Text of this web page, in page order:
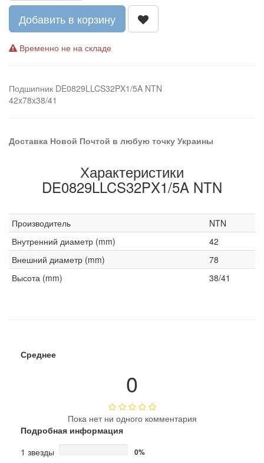
Добавить в корзину
Временно не на складе
Подшипник DE0829LLCS32PX1/5A NTN
42x78x38/41
Доставка Новой Почтой в любую точку Украины
Характеристики
DE0829LLCS32PX1/5A NTN
Производитель
NTN
Внутренний диаметр (mm)
42
Внешний диаметр (mm)
78
Высота (mm)
38/41
Среднее
0
Пока нет ни одного комментария
Подробная информация
1 звезды
0%